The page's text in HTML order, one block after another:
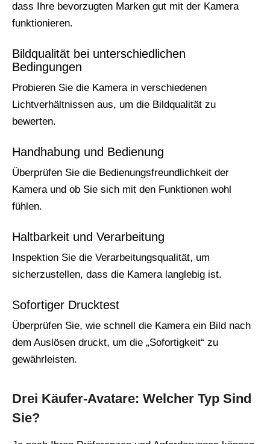
dass Ihre bevorzugten Marken gut mit der Kamera
funktionieren.
Bildqualität bei unterschiedlichen
Bedingungen
Probieren Sie die Kamera in verschiedenen
Lichtverhältnissen aus, um die Bildqualität zu
bewerten.
Handhabung und Bedienung
Überprüfen Sie die Bedienungsfreundlichkeit der
Kamera und ob Sie sich mit den Funktionen wohl
fühlen.
Haltbarkeit und Verarbeitung
Inspektion Sie die Verarbeitungsqualität, um
sicherzustellen, dass die Kamera langlebig ist.
Sofortiger Drucktest
Überprüfen Sie, wie schnell die Kamera ein Bild nach
dem Auslösen druckt, um die „Sofortigkeit“ zu
gewährleisten.
Drei Käufer-Avatare: Welcher Typ Sind
Sie?